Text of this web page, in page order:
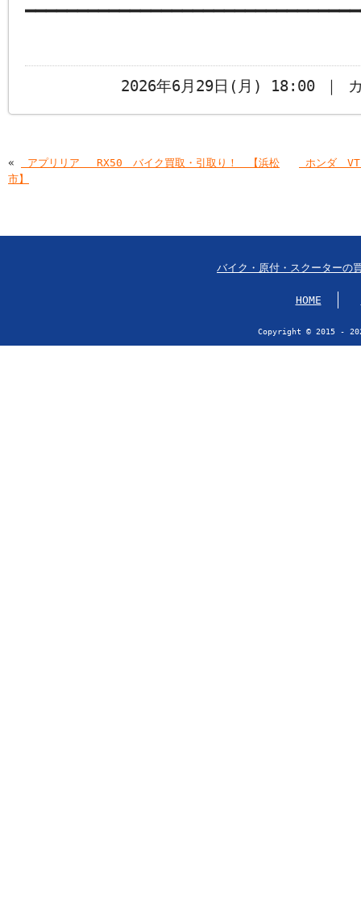
2026年6月29日(月) 18:00 ｜ カ
«
￼アプリリア RX50 バイク買取・引取り！ 【浜松
市】
￼ホンダ
バイク・原付・スクーターの
HOME
Copyright © 2015 -